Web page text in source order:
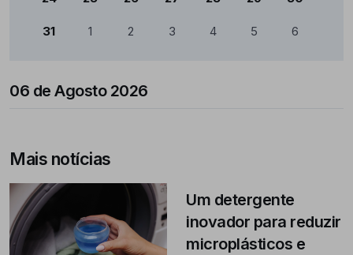
31 1 2 3 4 5 6
06 de Agosto 2026
Mais notícias
Um detergente
inovador para reduzir
microplásticos e